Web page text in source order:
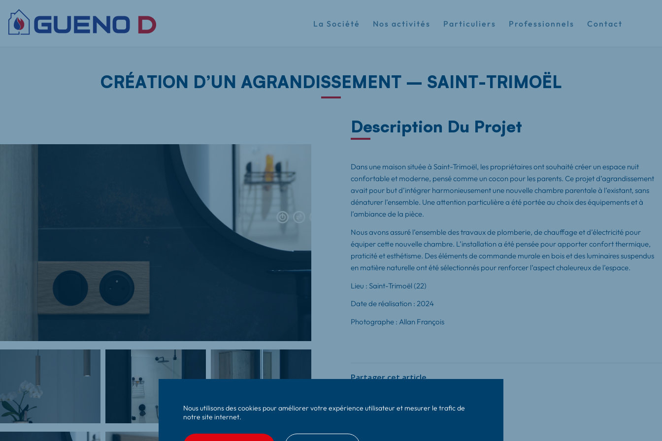
La Société Nos activités Particuliers Professionnels Contact
CRÉATION D’UN AGRANDISSEMENT – SAINT-TRIMOËL
Description Du Projet
Dans une maison située à Saint-Trimoël, les propriétaires ont souhaité créer un espace nuit
confortable et moderne, pensé comme un cocon pour les parents. Ce projet d’agrandissement
avait pour but d’intégrer harmonieusement une nouvelle chambre parentale à l’existant, sans
dénaturer l’ensemble. Une attention particulière a été portée au choix des équipements et à
l’ambiance de la pièce.
Nous avons assuré l’ensemble des travaux de plomberie, de chauffage et d’électricité pour
équiper cette nouvelle chambre. L’installation a été pensée pour apporter confort thermique,
praticité et esthétisme. Des éléments de commande murale en bois et des luminaires suspendus
en matière naturelle ont été sélectionnés pour renforcer l’aspect chaleureux de l’espace.
Lieu : Saint-Trimoël (22)
Date de réalisation : 2024
Photographe : Allan François
Partager cet article
Nous utilisons des cookies pour améliorer votre expérience utilisateur et mesurer le trafic de
notre site internet.